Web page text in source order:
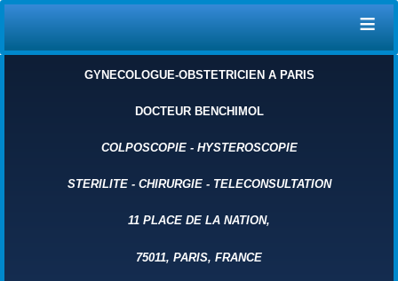
≡
GYNECOLOGUE-OBSTETRICIEN A PARIS
DOCTEUR BENCHIMOL
COLPOSCOPIE- HYSTEROSCOPIE
STERILITE- CHIRURGIE- TELECONSULTATION
11 PLACE DE LA NATION,
75011, PARIS, FRANCE